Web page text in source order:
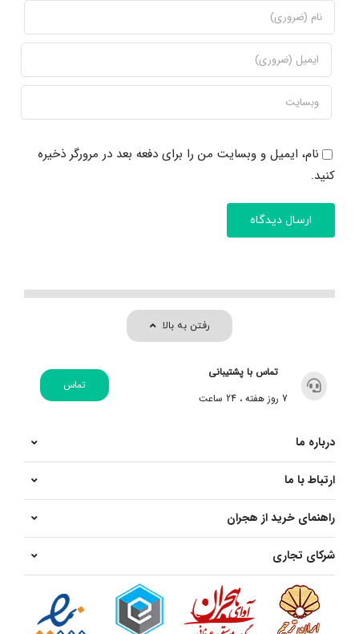
نام، ایمیل و وبسایت من را برای دفعه بعد در مرورگر ذخیره
کنید.
رفتن به بالا
تماس با پشتیبانی
7 روز هفته ، 24 ساعت
تماس
درباره ما
ارتباط با ما
راهنمای خرید از هجران
شرکای تجاری